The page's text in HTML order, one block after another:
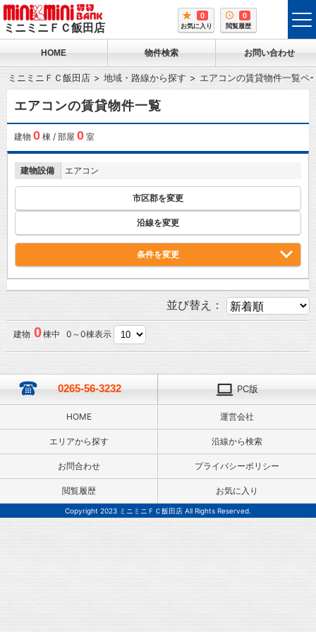
ミニミニＦＣ飯田店
0
お気に入り
0
閲覧履歴
HOME 物件検索 お問い合わせ
ミニミニＦＣ飯田店 地域・路線から探す エアコンの賃貸物件一覧ペ
エアコンの賃貸物件一覧
建物 0棟 / 部屋 0室
建物設備 エアコン
市区郡を変更
沿線を変更
条件を変更
並び替え：
建物 0棟中 0～0棟表示
0265-56-3232 PC版
HOME 運営会社
エリアから探す 沿線から検索
お問合わせ プライバシーポリシー
閲覧履歴 お気に入り
Copyright 2023 ミニミニＦＣ飯田店 All Rights Reserved.